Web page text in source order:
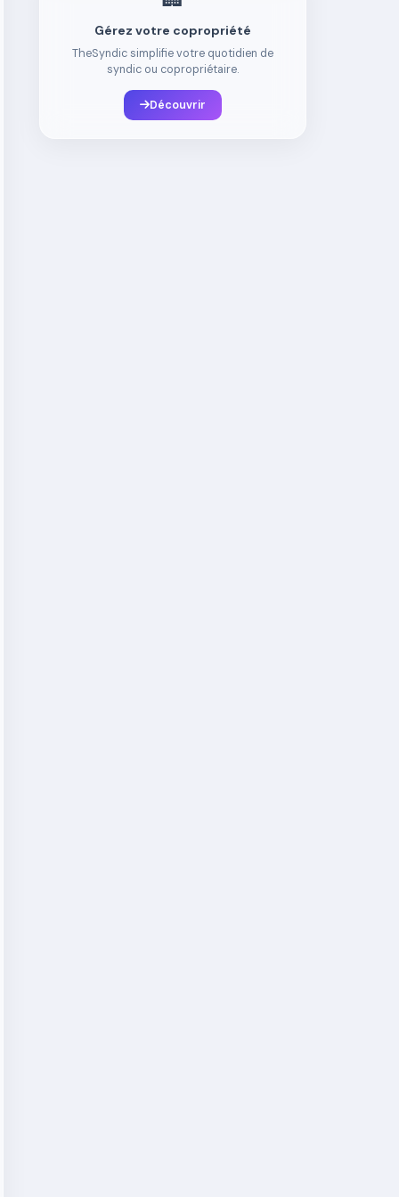
Gérez votre copropriété
TheSyndic simplifie votre quotidien de
syndic ou copropriétaire.
Découvrir